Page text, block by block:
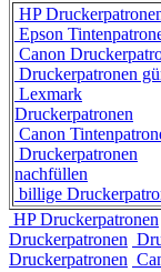
HP
Epson
Canon
Druckerpatronen
Lexmark
Druckerpatronen
Canon
Druckerpatronen
nachfüllen
billige
HP Druckerpatronen
Druckerpatronen
Druckerpatronen